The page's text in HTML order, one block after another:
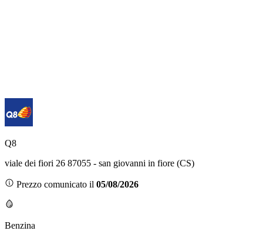
Q8
viale dei fiori 26 87055 - san giovanni in fiore (CS)
Prezzo comunicato il 05/08/2026
Benzina